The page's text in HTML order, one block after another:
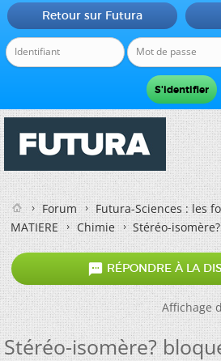
Retour sur Futura
Forum
Futura-Sciences : les
MATIERE
Chimie Stéréo-
 RÉPONDRE À LA
Affichage
Stéréo-isomère?